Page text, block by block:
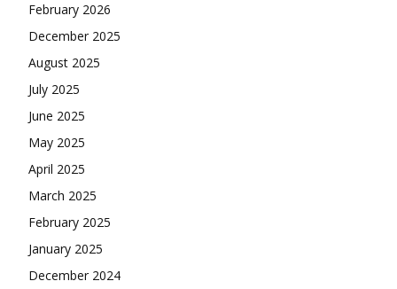
February 2026
December 2025
August 2025
July 2025
June 2025
May 2025
April 2025
March 2025
February 2025
January 2025
December 2024